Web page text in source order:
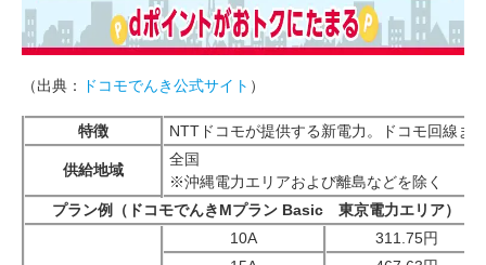
（出典： ドコモでんき公式サイト ）
特徴 NTTドコモが提供する新電力。ドコモ回線ま
供給地域
全国
※沖縄電力エリアおよび離島などを除く
プラン例（ドコモでんきMプラン Basic 東京電力エリア）
10A
311.75円